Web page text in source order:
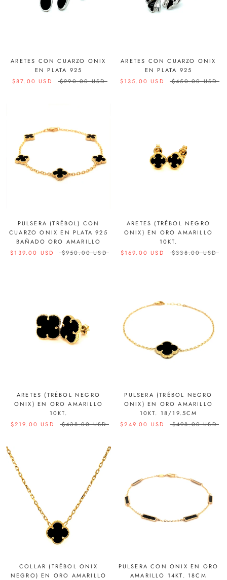
ARETES CON CUARZO ONIX
EN PLATA 925
$87.00 USD
$290.00 USD
ARETES CON CUARZO ONIX
EN PLATA 925
$135.00 USD
$450.00 USD
PULSERA (TRÉBOL) CON
CUARZO ONIX EN PLATA 925
BAÑADO ORO AMARILLO
$139.00 USD
$950.00 USD
ARETES (TRÉBOL NEGRO
ONIX) EN ORO AMARILLO
10KT.
$169.00 USD
$338.00 USD
ARETES (TRÉBOL NEGRO
ONIX) EN ORO AMARILLO
10KT.
$219.00 USD
$438.00 USD
PULSERA (TRÉBOL NEGRO
ONIX) EN ORO AMARILLO
10KT. 18/19.5CM
$249.00 USD
$498.00 USD
COLLAR (TRÉBOL ONIX
NEGRO) EN ORO AMARILLO
PULSERA CON ONIX EN ORO
AMARILLO 14KT. 18CM